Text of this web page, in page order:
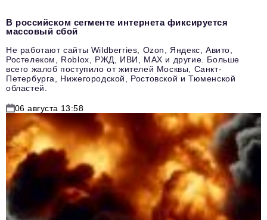
В российском сегменте интернета фиксируется
массовый сбой
Не работают сайты Wildberries, Ozon, Яндекс, Авито,
Ростелеком, Roblox, РЖД, ИВИ, MAX и другие. Больше
всего жалоб поступило от жителей Москвы, Санкт-
Петербурга, Нижегородской, Ростовской и Тюменской
областей.
06 августа 13:58